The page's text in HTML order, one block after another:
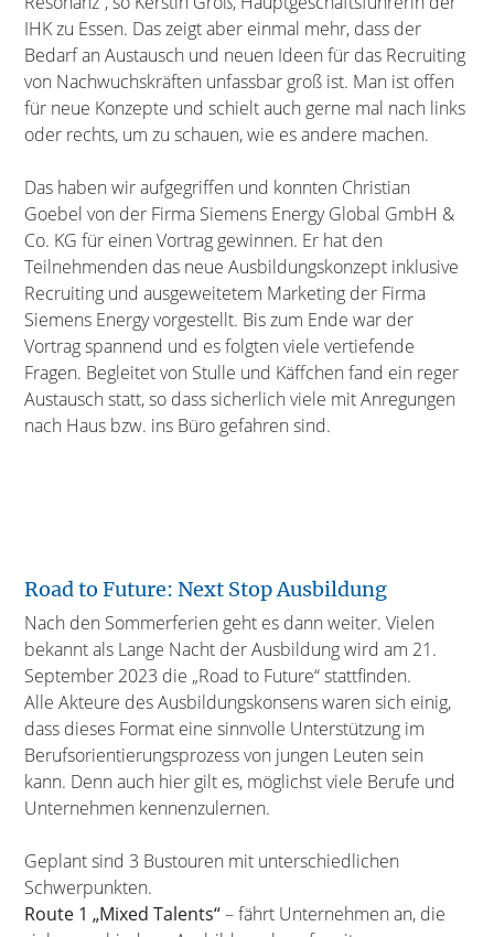
IHK zu Essen. Das zeigt aber einmal mehr, dass der
Bedarf an Austausch und neuen Ideen für das Recruiting
von Nachwuchskräften unfassbar groß ist. Man ist offen
für neue Konzepte und schielt auch gerne mal nach links
oder rechts, um zu schauen, wie es andere machen.
Das haben wir aufgegriffen und konnten Christian
Goebel von der Firma Siemens Energy Global GmbH &
Co. KG für einen Vortrag gewinnen. Er hat den
Teilnehmenden das neue Ausbildungskonzept inklusive
Recruiting und ausgeweitetem Marketing der Firma
Siemens Energy vorgestellt. Bis zum Ende war der
Vortrag spannend und es folgten viele vertiefende
Fragen. Begleitet von Stulle und Käffchen fand ein reger
Austausch statt, so dass sicherlich viele mit Anregungen
nach Haus bzw. ins Büro gefahren sind.
Road to Future: Next Stop Ausbildung
Nach den Sommerferien geht es dann weiter. Vielen
bekannt als Lange Nacht der Ausbildung wird am 21.
September 2023 die „Road to Future“ stattfinden.
Alle Akteure des Ausbildungskonsens waren sich einig,
dass dieses Format eine sinnvolle Unterstützung im
Berufsorientierungsprozess von jungen Leuten sein
kann. Denn auch hier gilt es, möglichst viele Berufe und
Unternehmen kennenzulernen.
Geplant sind 3 Bustouren mit unterschiedlichen
Schwerpunkten.
Route 1 „Mixed Talents“– fährt Unternehmen an, die